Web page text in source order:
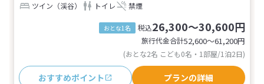
ツイン（渓谷）
トイレ 禁煙
おとな1名 税込26,300～30,600円
旅行代金合計52,600〜61,200円
(おとな2名 こども0名・1部屋/1泊2日)
おすすめポイント プランの詳細